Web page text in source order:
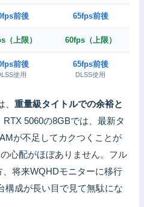
前後 65fps前後
（上限） 60fps（上限）
前後
使用
65fps前後
DLSS使用
、重量級タイトルでの余裕と
RTX 5060の8GBでは、最新タ
が不足してカクつくことが
心配がほぼありません。フル
将来WQHDモニターに移行
構成が長い目で見て無駄にな